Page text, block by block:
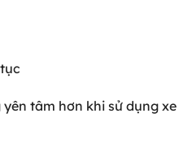
tâm hơn khi sử dụng xe